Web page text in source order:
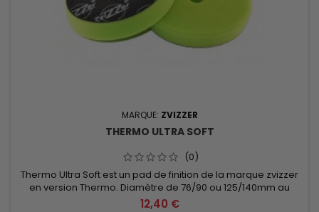
MARQUE: ZVIZZER
THERMO ULTRA SOFT
(0)
Thermo Ultra Soft est un pad de finition de la marque zvizzer
en version Thermo. Diamètre de 76/90 ou 125/140mm au
choix.
12,40 €